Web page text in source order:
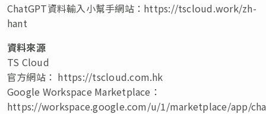
ChatGPT資料輸入小幫手網站：https://tscloud.work/zh-
hant
資料來源
TS Cloud
官方網站： https://tscloud.com.hk
Google Workspace Marketplace：
https://workspace.google.com/u/1/marketplace/app/